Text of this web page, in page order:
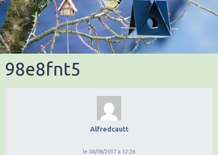
98e8fnt5
Alfredcautt
le 04/08/2017 à 12:26